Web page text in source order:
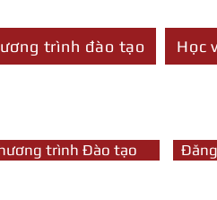
trình đào tạo Học
trình Đào tạo